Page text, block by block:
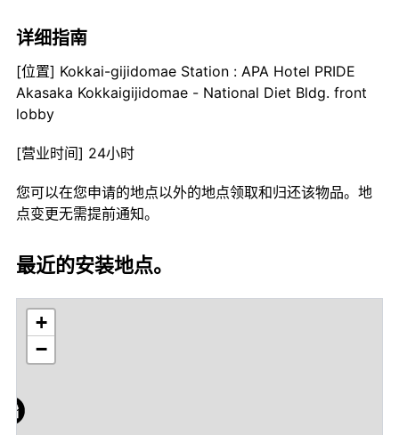
详细指南
[位置] Kokkai-gijidomae Station : APA Hotel PRIDE
Akasaka Kokkaigijidomae - National Diet Bldg. front
lobby
[营业时间] 24小时
您可以在您申请的地点以外的地点领取和归还该物品。地
点变更无需提前通知。
最近的安装地点。
+
−